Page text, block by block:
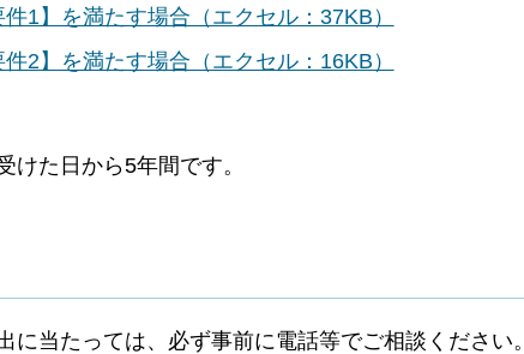
1】を満たす場合（エクセル：37KB）
2】を満たす場合（エクセル：16KB）
た日から5年間です。
当たっては、必ず事前に電話等でご相談ください。